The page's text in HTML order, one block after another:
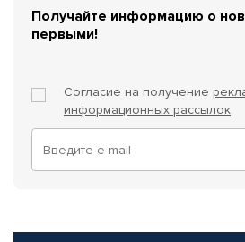
Получайте информацию о
первыми!
Согласие на получение
информационных рассылок